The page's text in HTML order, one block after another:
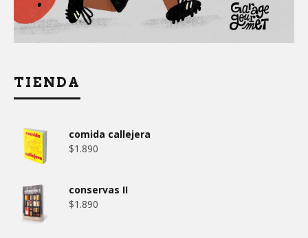
TIENDA
comida callejera
$1.890
conservas II
$1.890